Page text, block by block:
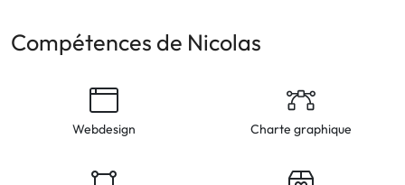
Compétences de Nicolas
Webdesign Charte graphique